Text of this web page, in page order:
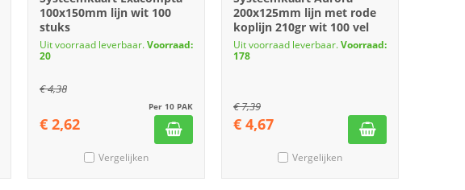
100x150mm lijn wit 100
stuks
Uit voorraad leverbaar.Voorraad:
20
€4,38
Per 10 PAK
€ 2,62
Vergelijken
200x125mm lijn met rode
koplijn 210gr wit 100 vel
Uit voorraad leverbaar.Voorraad:
178
€7,39
€ 4,67
Vergelijken